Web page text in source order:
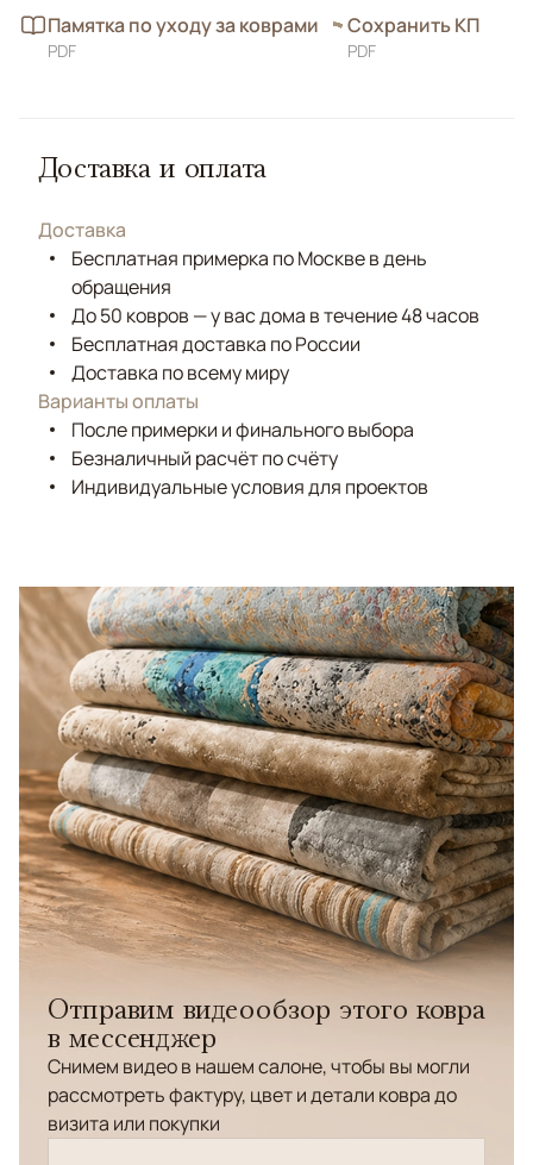
Памятка по уходу за коврами
PDF
Сохранить КП
PDF
Доставка и оплата
Доставка
Бесплатная примерка по Москве в день
обращения
До 50 ковров — у вас дома в течение 48 часов
Бесплатная доставка по России
Доставка по всему миру
Варианты оплаты
После примерки и финального выбора
Безналичный расчёт по счёту
Индивидуальные условия для проектов
Отправим видеообзор этого ковра
в мессенджер
Снимем видео в нашем салоне, чтобы вы могли
рассмотреть фактуру, цвет и детали ковра до
визита или покупки